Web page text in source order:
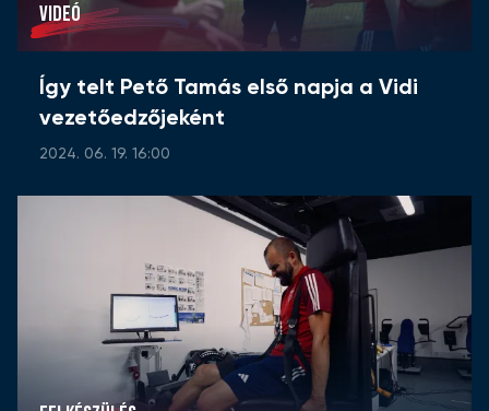
VIDEÓ
Így telt Pető Tamás első napja a Vidi
vezetőedzőjeként
2024. 06. 19. 16:00